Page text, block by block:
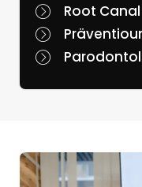
Root